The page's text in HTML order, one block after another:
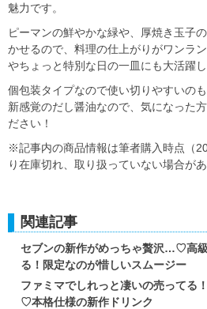
魅力です。
ピーマンの鮮やかな緑や、厚焼き玉子
かせるので、料理の仕上がりがワンラ
やちょっと特別な日の一皿にも大活躍し
個包装タイプなので使い切りやすいの
新感覚のだし醤油なので、気になった
ださい！
※記事内の商品情報は筆者購入時点（
り在庫切れ、取り扱っていない場合があ
関連記事
セブンの新作がめっちゃ贅沢…♡高
る！限定なのが惜しいスムージー
ファミマでしれっと凄いの売ってる
♡本格仕様の新作ドリンク